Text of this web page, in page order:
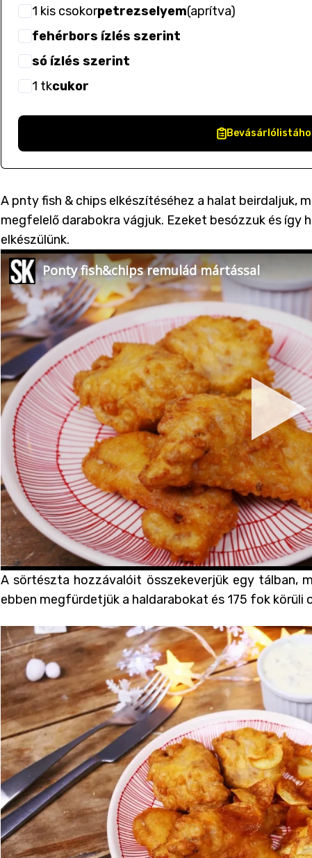
1 kis csokorpetrezselyem(aprítva)
fehérbors ízlés szerint
só ízlés szerint
1 tkcukor
A pnty fish & chips elkészítéséhez a halat beirdaljuk,
megfelelő darabokra vágjuk. Ezeket besózzuk és így
elkészülünk.
A sörtészta hozzávalóit összekeverjük egy tálban,
ebben megfürdetjük a haldarabokat és 175 fok körüli